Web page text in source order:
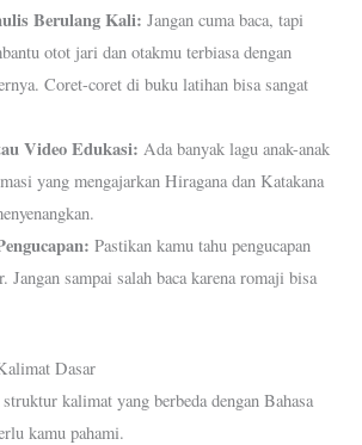
Berulang Kali: Jangan cuma baca, tapi
otot jari dan otakmu terbiasa dengan
Coret-coret di buku latihan bisa sangat
Video Edukasi: Ada banyak lagu anak-anak
yang mengajarkan Hiragana dan Katakana
Pastikan kamu tahu pengucapan
Jangan sampai salah baca karena romaji bisa
Dasar
kalimat yang berbeda dengan Bahasa
kamu pahami.